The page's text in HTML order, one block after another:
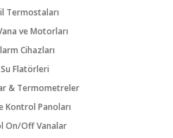
Termostaları
ve Motorları
Cihazları
Flatörleri
& Termometreler
Kontrol Panoları
On/Off Vanalar